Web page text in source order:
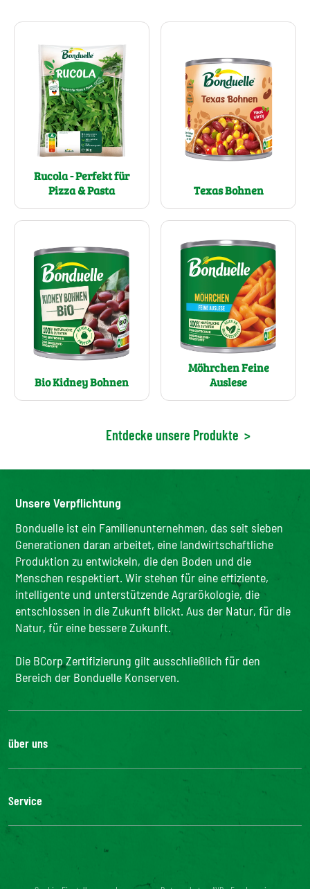
Rucola - Perfekt für
Pizza & Pasta
Texas Bohnen
Bio Kidney Bohnen
Möhrchen Feine
Auslese
Entdecke unsere Produkte >
Unsere Verpflichtung
Bonduelle ist ein Familienunternehmen, das seit sieben
Generationen daran arbeitet, eine landwirtschaftliche
Produktion zu entwickeln, die den Boden und die
Menschen respektiert. Wir stehen für eine effiziente,
intelligente und unterstützende Agrarökologie, die
entschlossen in die Zukunft blickt. Aus der Natur, für die
Natur, für eine bessere Zukunft.
Die BCorp Zertifizierung gilt ausschließlich für den
Bereich der Bonduelle Konserven.
über uns
Karriere
Unser Engagement
Unsere Innovationen
Service
FAQ